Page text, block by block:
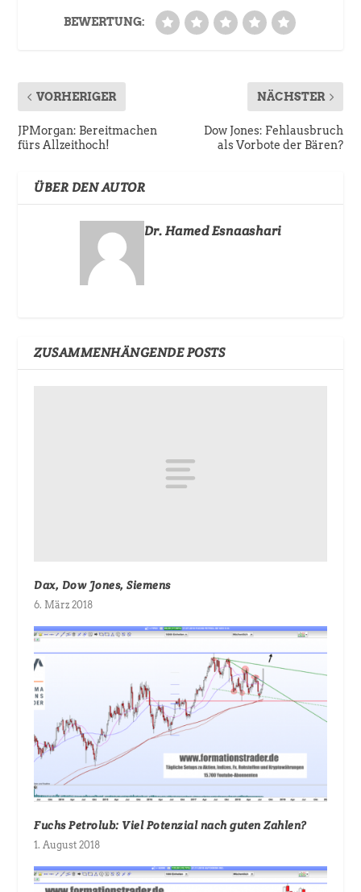
BEWERTUNG:
VORHERIGER
JPMorgan: Bereitmachen
fürs Allzeithoch!
NÄCHSTER
Dow Jones: Fehlausbruch
als Vorbote der Bären?
ÜBER DEN AUTOR
Dr. Hamed Esnaashari
ZUSAMMENHÄNGENDE POSTS
Dax, Dow Jones, Siemens
6. März 2018
Fuchs Petrolub: Viel Potenzial nach guten Zahlen?
1. August 2018